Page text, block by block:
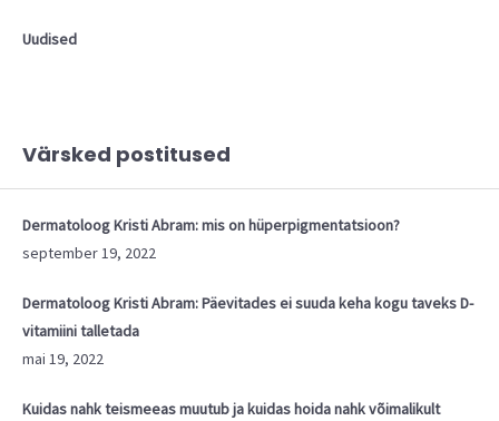
Uudised
Värsked postitused
Dermatoloog Kristi Abram: mis on hüperpigmentatsioon?
september 19, 2022
Dermatoloog Kristi Abram: Päevitades ei suuda keha kogu taveks D-
vitamiini talletada
mai 19, 2022
Kuidas nahk teismeeas muutub ja kuidas hoida nahk võimalikult